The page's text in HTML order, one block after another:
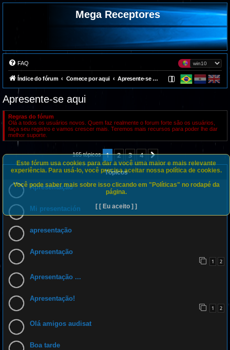
Mega Receptores
FAQ
Índice do fórum Comece por aqui Apresente-se aqui
Apresente-se aqui
Regras do fórum
Olá a todos os usuários novos. Quem faz realmente o forum forte são os usuários,
faça seu registro e vamos crescer mais. Teremos mais recursos para poder lhe dar
melhor suporte.
165 tópicos 1 2 3 4 Próximo
Tópicos
Apresentação
Mi presentación
apresentação
Apresentação
1 2
Apresentação ...
Apresentação!
1 2
Olá amigos audisat
Boa tarde
Este fórum usa cookies para dar a você uma maior e mais relevante
experiência. Para usá-lo, você precisa aceitar nossa política de cookies.
Você pode saber mais sobre isso clicando em "Políticas" no rodapé da
página.
[ [ Eu aceito ] ]